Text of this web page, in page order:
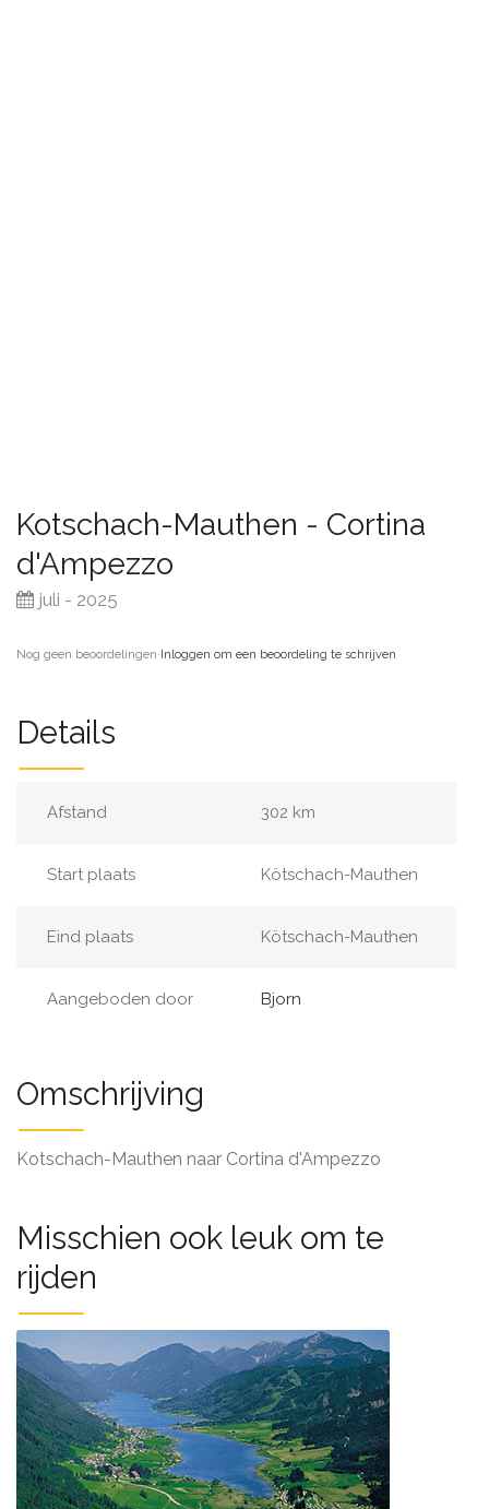
Kotschach-Mauthen - Cortina
d'Ampezzo
juli - 2025
Nog geen beoordelingen·Inloggen om een beoordeling te schrijven
Details
Afstand 302 km
Start plaats Kötschach-Mauthen
Eind plaats Kötschach-Mauthen
Aangeboden door Bjorn
Omschrijving
Kotschach-Mauthen naar Cortina d'Ampezzo
Misschien ook leuk om te
rijden